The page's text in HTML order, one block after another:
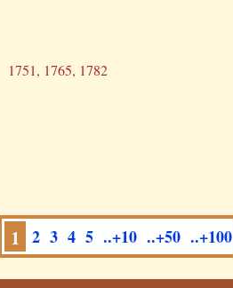
1751, 1765, 1782
1 2 3 4 5 ..+10 ..+50 ..+100